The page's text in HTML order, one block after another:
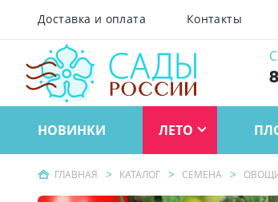
Доставка и оплата Контакты
НОВИНКИ ЛЕТО
ГЛАВНАЯ КАТАЛОГ СЕМЕНА